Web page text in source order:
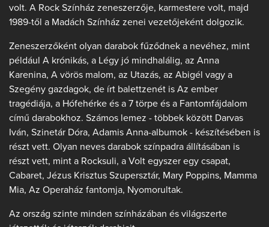
volt. A Rock Színház zeneszerzője, karmestere volt, majd
1989-től a Madách Színház zenei vezetőjeként dolgozik.
Zeneszerzőként olyan darabok fűződnek a nevéhez, mint
például A krónikás, a Légy jó mindhalálig, az Anna
Karenina, A vörös malom, az Utazás, az Abigél vagy a
Szegény gazdagok, de írt balettzenét is Az ember
tragédiája, a Hófehérke és a 7 törpe és a Fantomfájdalom
című darabokhoz. Számos lemez - többek között Darvas
Iván, Szinetár Dóra, Adamis Anna-albumok - készítésében is
részt vett. Olyan neves darabok színpadra állításában is
részt vett, mint a Rocksuli, a Volt egyszer egy csapat,
Cabaret, Jézus Krisztus Szupersztár, Mary Poppins, Mamma
Mia, Az Operaház fantomja, Nyomorultak.
Az ország szinte minden színházában és világszerte